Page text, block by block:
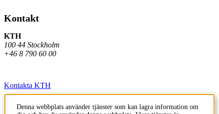
Kontakt
KTH
100 44 Stockholm
+46 8 790 60 00
Kontakta KTH
Jobba på KTH
Denna webbplats använder tjänster som kan lagra information om